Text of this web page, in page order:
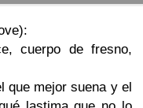
cuerpo de fresno,
que mejor suena y el